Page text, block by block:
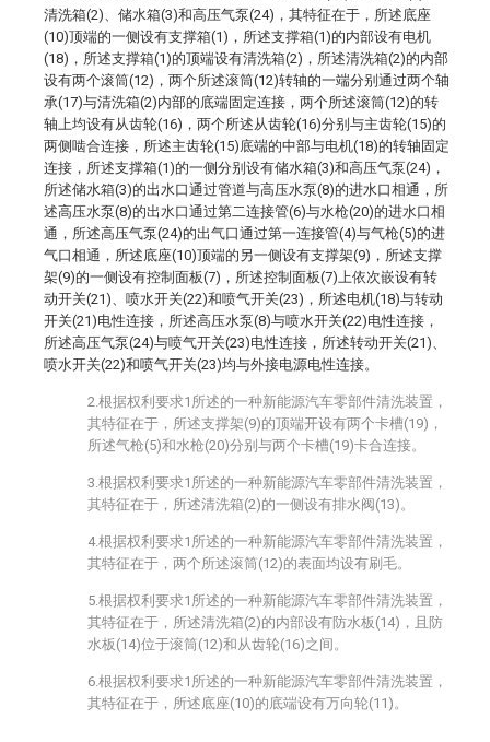
清洗箱(2)、储水箱(3)和高压气泵(24)，其特征在于，所述底座
(10)顶端的一侧设有支撑箱(1)，所述支撑箱(1)的内部设有电机
(18)，所述支撑箱(1)的顶端设有清洗箱(2)，所述清洗箱(2)的内部
设有两个滚筒(12)，两个所述滚筒(12)转轴的一端分别通过两个轴
承(17)与清洗箱(2)内部的底端固定连接，两个所述滚筒(12)的转
轴上均设有从齿轮(16)，两个所述从齿轮(16)分别与主齿轮(15)的
两侧啮合连接，所述主齿轮(15)底端的中部与电机(18)的转轴固定
连接，所述支撑箱(1)的一侧分别设有储水箱(3)和高压气泵(24)，
所述储水箱(3)的出水口通过管道与高压水泵(8)的进水口相通，所
述高压水泵(8)的出水口通过第二连接管(6)与水枪(20)的进水口相
通，所述高压气泵(24)的出气口通过第一连接管(4)与气枪(5)的进
气口相通，所述底座(10)顶端的另一侧设有支撑架(9)，所述支撑
架(9)的一侧设有控制面板(7)，所述控制面板(7)上依次嵌设有转
动开关(21)、喷水开关(22)和喷气开关(23)，所述电机(18)与转动
开关(21)电性连接，所述高压水泵(8)与喷水开关(22)电性连接，
所述高压气泵(24)与喷气开关(23)电性连接，所述转动开关(21)、
喷水开关(22)和喷气开关(23)均与外接电源电性连接。
2.根据权利要求1所述的一种新能源汽车零部件清洗装置，
其特征在于，所述支撑架(9)的顶端开设有两个卡槽(19)，
所述气枪(5)和水枪(20)分别与两个卡槽(19)卡合连接。
3.根据权利要求1所述的一种新能源汽车零部件清洗装置，
其特征在于，所述清洗箱(2)的一侧设有排水阀(13)。
4.根据权利要求1所述的一种新能源汽车零部件清洗装置，
其特征在于，两个所述滚筒(12)的表面均设有刷毛。
5.根据权利要求1所述的一种新能源汽车零部件清洗装置，
其特征在于，所述清洗箱(2)的内部设有防水板(14)，且防
水板(14)位于滚筒(12)和从齿轮(16)之间。
6.根据权利要求1所述的一种新能源汽车零部件清洗装置，
其特征在于，所述底座(10)的底端设有万向轮(11)。